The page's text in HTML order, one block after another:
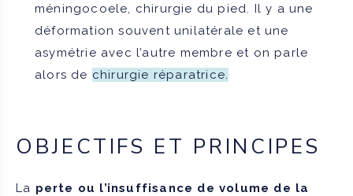
méningocoele, chirurgie du pied. Il y a une
déformation souvent unilatérale et une
asymétrie avec l’autre membre et on parle
alors de chirurgie réparatrice.
OBJECTIFS ET PRINCIPES
La perte ou l’insuffisance de volume de la